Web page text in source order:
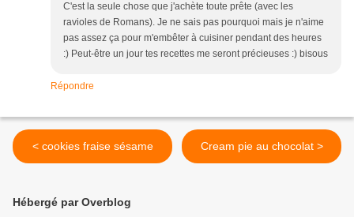
C'est la seule chose que j'achète toute prête (avec les
ravioles de Romans). Je ne sais pas pourquoi mais je n'aime
pas assez ça pour m'embêter à cuisiner pendant des heures
:) Peut-être un jour tes recettes me seront précieuses :) bisous
Répondre
< cookies fraise sésame Cream pie au chocolat >
Hébergé par Overblog